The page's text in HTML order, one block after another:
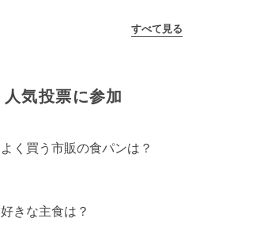
すべて見る
人気投票に参加
よく買う市販の食パンは？
好きな主食は？